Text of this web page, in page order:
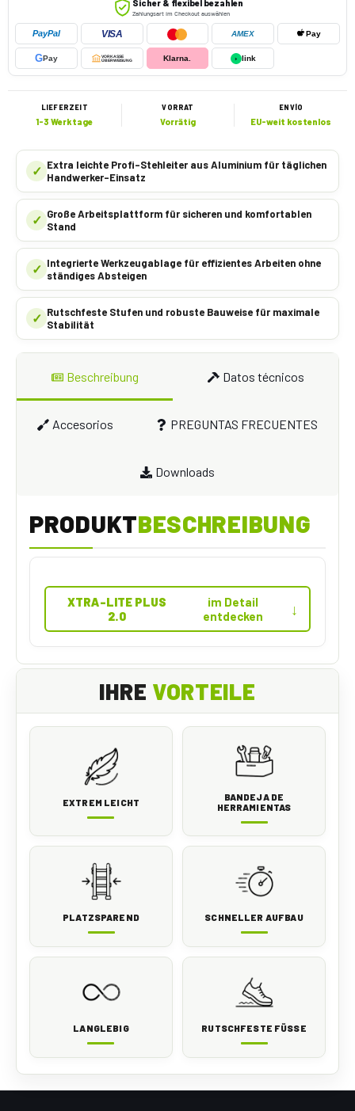
Sicher & flexibel bezahlen
Zahlungsart im Checkout auswählen
PayPal VISA AMEX Pay
GPay
VORKASSE
ÜBERWEISUNG
Klarna. › link
LIEFERZEIT
1-3 Werktage
VORRAT
Vorrätig
ENVÍO
EU-weit kostenlos
✓ Extra leichte Profi-Stehleiter aus Aluminium für täglichen
Handwerker-Einsatz
✓ Große Arbeitsplattform für sicheren und komfortablen
Stand
✓ Integrierte Werkzeugablage für effizientes Arbeiten ohne
ständiges Absteigen
✓ Rutschfeste Stufen und robuste Bauweise für maximale
Stabilität
Beschreibung Datos técnicos
Accesorios PREGUNTAS FRECUENTES
Downloads
PRODUKTBESCHREIBUNG
XTRA-LITE PLUS
2.0
im Detail
entdecken
↓
IHRE VORTEILE
EXTREM LEICHT
BANDEJA DE
HERRAMIENTAS
PLATZSPAREND SCHNELLER AUFBAU
LANGLEBIG RUTSCHFESTE FÜSSE